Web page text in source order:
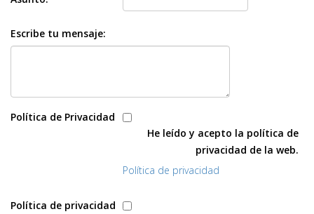
Escribe tu mensaje:
Política de Privacidad
He leído y acepto la política de
privacidad de la web.
Política de privacidad
Política de privacidad